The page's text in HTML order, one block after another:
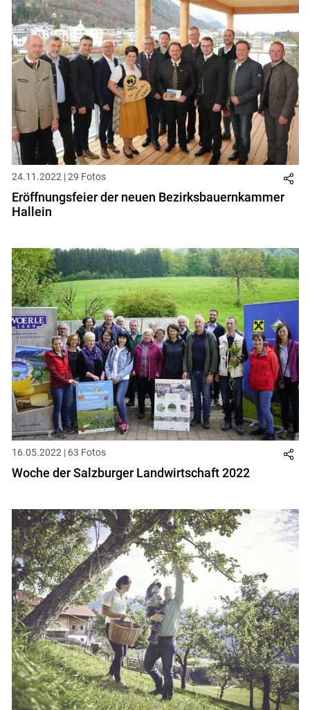
24.11.2022 | 29 Fotos
Eröffnungsfeier der neuen Bezirksbauernkammer
Hallein
16.05.2022 | 63 Fotos
Woche der Salzburger Landwirtschaft 2022